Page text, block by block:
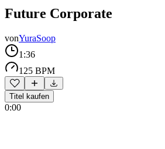
Future Corporate
vonYuraSoop
1:36
125 BPM
Titel kaufen
0:00